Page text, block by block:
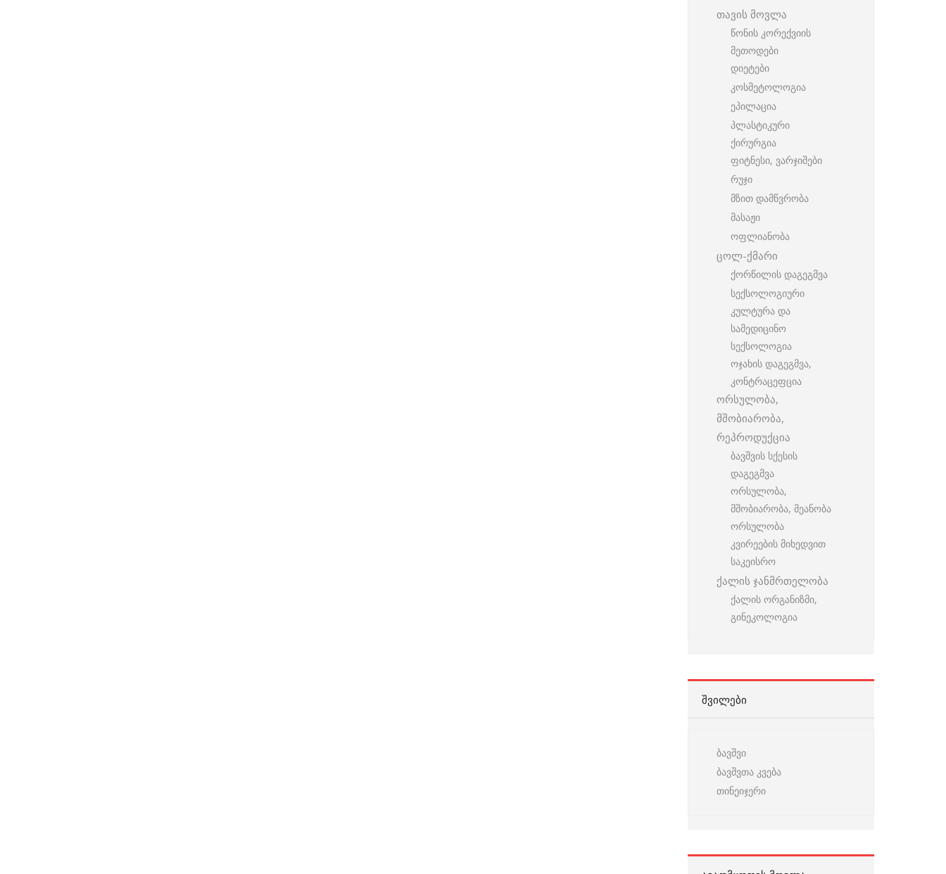
თავის მოვლა
წონის კორექვიის
მეთოდები
დიეტები
კოსმეტოლოგია
ეპილაცია
პლასტიკური
ქირურგია
ფიტნესი, ვარჯიშები
რუჯი
მზით დამწვრობა
მასაჟი
ოფლიანობა
ცოლ-ქმარი
ქორწილის დაგეგმვა
სექსოლოგიური
კულტურა და
სამედიცინო
სექსოლოგია
ოჯახის დაგეგმვა,
კონტრაცეფცია
ორსულობა,
მშობიარობა,
რეპროდუქცია
ბავშვის სქესის
დაგეგმვა
ორსულობა,
მშობიარობა, მეანობა
ორსულობა
კვირეების მიხედვით
საკეისრო
ქალის ჯანმრთელობა
ქალის ორგანიზმი,
გინეკოლოგია
ᲨᲕᲘᲚᲔᲑᲘ
ბავშვი
ბავშვთა კვება
თინეიჯერი